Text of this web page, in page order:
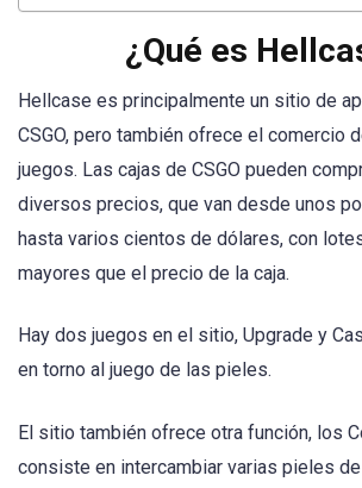
¿Qué es
Hellcase es principalmente un sitio de
CSGO, pero también ofrece el comercio
juegos. Las cajas de CSGO pueden
diversos precios, que van desde unos
hasta varios cientos de dólares, con
mayores que el precio de la caja.
Hay dos juegos en el sitio, Upgrade y
en torno al juego de las pieles.
El sitio también ofrece otra función, los
consiste en intercambiar varias pieles